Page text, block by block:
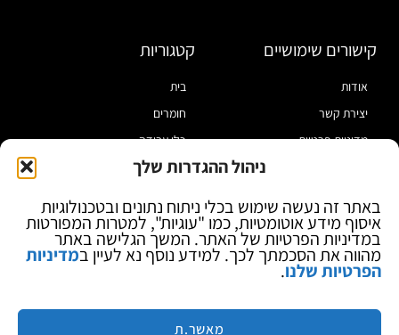
ניהול ההגדרות שלך
באתר זה נעשה שימוש בכלי ניתוח נתונים ובטכנולוגיות
איסוף מידע אוטומטיות, כמו "עוגיות", למטרות המפורטות
במדיניות הפרטיות של האתר. המשך הגלישה באתר
מהווה את הסכמתך לכך. למידע נוסף נא לעיין במדיניות
הפרטיות שלנו.
מאשר.ת
קישורים שימושיים
אודות
יצירת קשר
מדיניות פרטיות
בלוג
קטגוריות
בית
חומרים
כלי עבודה
מוצרי הלחמה
ספקי כח ומודדים
ציוד אופטי להגדלה
מותגים